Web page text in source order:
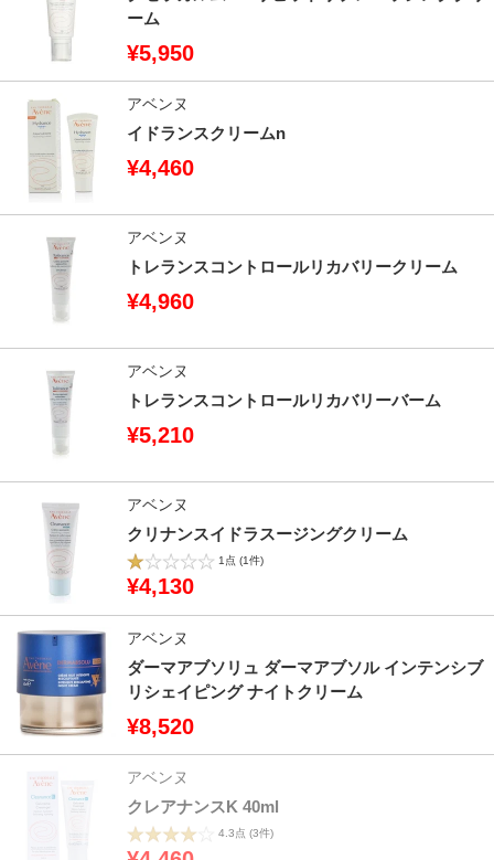
ーム
¥5,950
アベンヌ
イドランスクリームn
¥4,460
アベンヌ
トレランスコントロールリカバリークリーム
¥4,960
アベンヌ
トレランスコントロールリカバリーバーム
¥5,210
アベンヌ
クリナンスイドラスージングクリーム
1点 (1件)
¥4,130
アベンヌ
ダーマアブソリュ ダーマアブソル インテンシブ
リシェイピング ナイトクリーム
¥8,520
アベンヌ
クレアナンスK 40ml
4.3点 (3件)